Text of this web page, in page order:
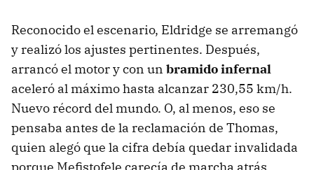
Reconocido el escenario, Eldridge se arremangó
y realizó los ajustes pertinentes. Después,
arrancó el motor y con un bramido infernal
aceleró al máximo hasta alcanzar 230,55 km/h.
Nuevo récord del mundo. O, al menos, eso se
pensaba antes de la reclamación de Thomas,
quien alegó que la cifra debía quedar invalidada